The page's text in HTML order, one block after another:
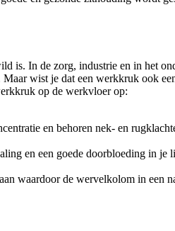
is. In de zorg, industrie en in het
wist je dat een werkkruk ook
op de werkvloer op:
en behoren nek- en
en een goede doorbloeding in je
waardoor de wervelkolom in